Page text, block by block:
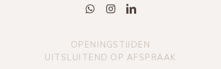
OPENINGSTIJDEN
UITSLUITEND OP AFSPRAAK